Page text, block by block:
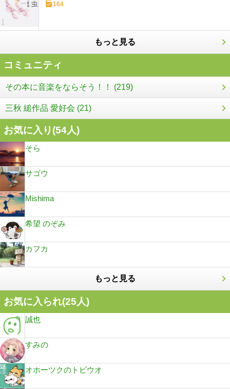
164
もっと見る
コミュニティ
その本に音楽をならそう！！ (219)
三秋 縋作品 愛好会 (21)
お気に入り(54人)
そら
サゴウ
Mishima
希望 のぞみ
カフカ
もっと見る
お気に入られ(25人)
誠也
すみの
オホーツクのトビウオ